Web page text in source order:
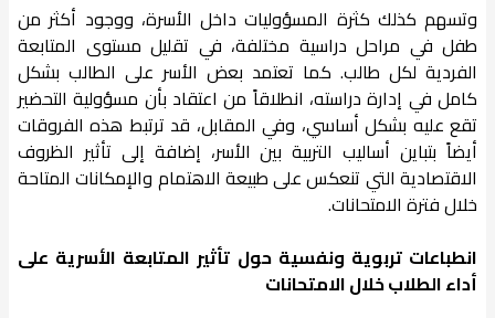
وتسهم كذلك كثرة المسؤوليات داخل الأسرة، ووجود أكثر من
طفل في مراحل دراسية مختلفة، في تقليل مستوى المتابعة
الفردية لكل طالب. كما تعتمد بعض الأسر على الطالب بشكل
كامل في إدارة دراسته، انطلاقاً من اعتقاد بأن مسؤولية التحضير
تقع عليه بشكل أساسي، وفي المقابل، قد ترتبط هذه الفروقات
أيضاً بتباين أساليب التربية بين الأسر، إضافة إلى تأثير الظروف
الاقتصادية التي تنعكس على طبيعة الاهتمام والإمكانات المتاحة
خلال فترة الامتحانات.
انطباعات تربوية ونفسية حول تأثير المتابعة الأسرية على
أداء الطلاب خلال الامتحانات